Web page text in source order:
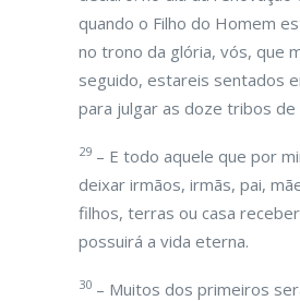
quando o Filho do Homem
no trono da glória, vós, que
seguido, estareis sentados
para julgar as doze tribos de
29 – E todo aquele que por
deixar irmãos, irmãs, pai,
filhos, terras ou casa
possuirá a vida eterna.
30 – Muitos dos primeiros